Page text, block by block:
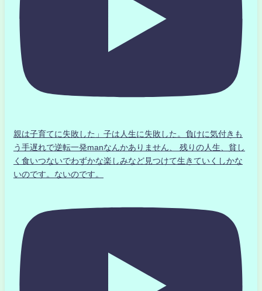
親は子育てに失敗した」子は人生に失敗した。負けに気付きも
う手遅れで逆転一発manなんかありません、 残りの人生、貧し
く食いつないでわずかな楽しみなど見つけて生きていくしかな
いのです。ないのです。